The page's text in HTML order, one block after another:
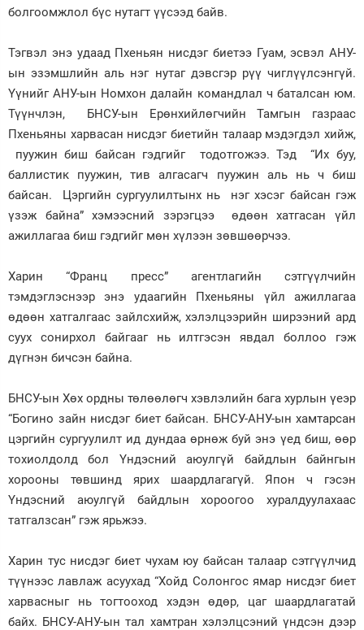
болгоомжлол бүс нутагт үүсээд байв.
Тэгвэл энэ удаад Пхеньян нисдэг биетээ Гуам, эсвэл АНУ-
ын эзэмшлийн аль нэг нутаг дэвсгэр рүү чиглүүлсэнгүй.
Үүнийг АНУ-ын Номхон далайн командлал ч баталсан юм.
Түүнчлэн, БНСУ-ын Ерөнхийлөгчийн Тамгын газраас
Пхеньяны харвасан нисдэг биетийн талаар мэдэгдэл хийж,
пуужин биш байсан гэдгийг тодотгожээ. Тэд “Их буу,
баллистик пуужин, тив алгасагч пуужин аль нь ч биш
байсан. Цэргийн сургуулилтынх нь нэг хэсэг байсан гэж
үзэж байна” хэмээсний зэрэгцээ өдөөн хатгасан үйл
ажиллагаа биш гэдгийг мөн хүлээн зөвшөөрчээ.
Харин “Франц пресс” агентлагийн сэтгүүлчийн
тэмдэглэснээр энэ удаагийн Пхеньяны үйл ажиллагаа
өдөөн хатгалгаас зайлсхийж, хэлэлцээрийн ширээний ард
суух сонирхол байгааг нь илтгэсэн явдал боллоо гэж
дүгнэн бичсэн байна.
БНСУ-ын Хөх ордны төлөөлөгч хэвлэлийн бага хурлын үеэр
“Богино зайн нисдэг биет байсан. БНСУ-АНУ-ын хамтарсан
цэргийн сургуулилт ид дундаа өрнөж буй энэ үед биш, өөр
тохиолдолд бол Үндэсний аюулгүй байдлын байнгын
хорооны төвшинд ярих шаардлагагүй. Япон ч гэсэн
Үндэсний аюулгүй байдлын хороогоо хуралдуулахаас
татгалзсан” гэж ярьжээ.
Харин тус нисдэг биет чухам юу байсан талаар сэтгүүлчид
түүнээс лавлаж асуухад “Хойд Солонгос ямар нисдэг биет
харвасныг нь тогтооход хэдэн өдөр, цаг шаардлагатай
байх. БНСУ-АНУ-ын тал хамтран хэлэлцсэний үндсэн дээр